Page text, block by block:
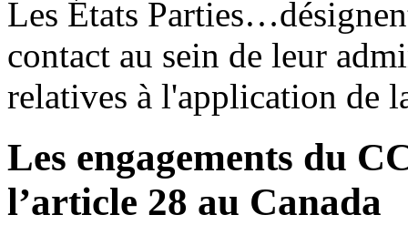
Les États
contact au sein de leur
relatives à l'application de
Les engagements du
l’article 28 au Canada